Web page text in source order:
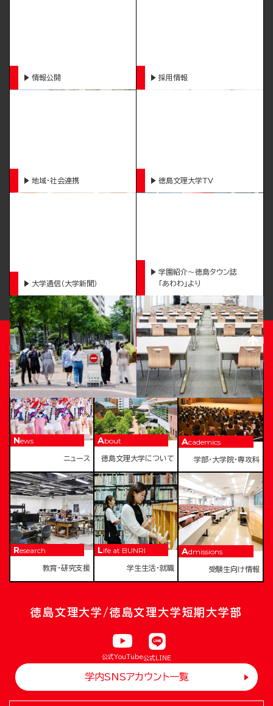
情報公開 採用情報
地域・社会連携 徳島文理大学TV
大学通信（大学新聞）
学園紹介～徳島タウン誌
「あわわ」より
TOKUSHIMA BUNRI UNIVERSITY
News
ニュース
About
徳島文理大学について
Academics
学部・大学院・専攻科
Research
教育・研究支援
Life at BUNRI
学生生活・就職
Admissions
受験生向け情報
徳島文理大学/徳島文理大学短期大学部
公式YouTube公式LINE
学内SNSアカウント一覧